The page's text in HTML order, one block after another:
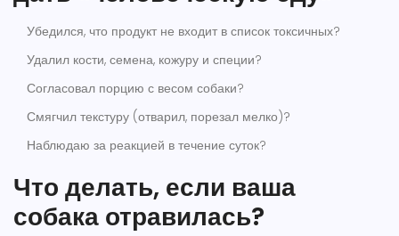
Убедился, что продукт не входит в список токсичных?
Удалил кости, семена, кожуру и специи?
Согласовал порцию с весом собаки?
Смягчил текстуру (отварил, порезал мелко)?
Наблюдаю за реакцией в течение суток?
Что делать, если ваша
собака отравилась?